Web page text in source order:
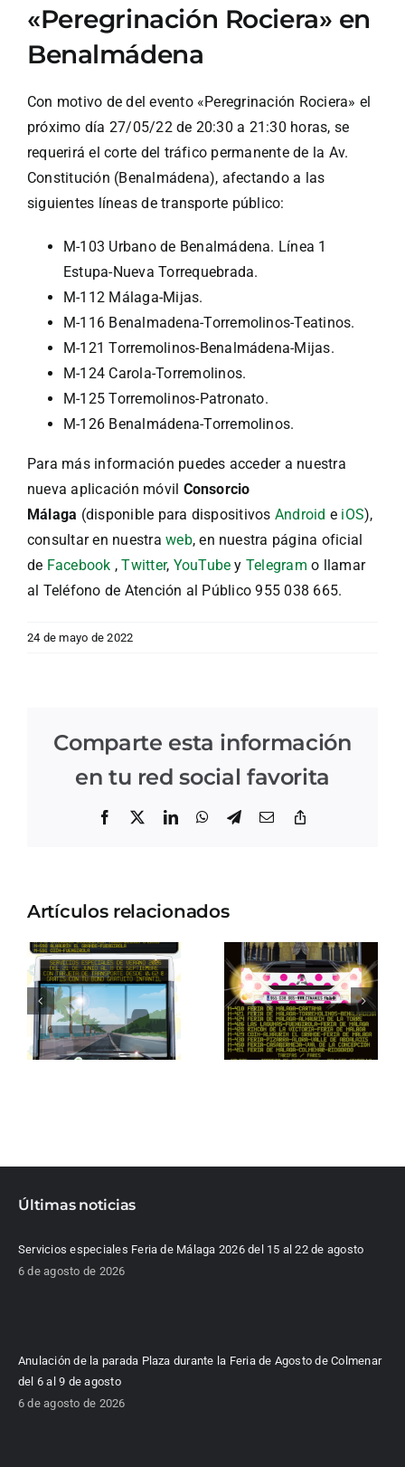
«Peregrinación Rociera» en
Benalmádena
Con motivo de del evento «Peregrinación Rociera» el
próximo día 27/05/22 de 20:30 a 21:30 horas, se
requerirá el corte del tráfico permanente de la Av.
Constitución (Benalmádena), afectando a las
siguientes líneas de transporte público:
M-103 Urbano de Benalmádena. Línea 1
Estupa-Nueva Torrequebrada.
M-112 Málaga-Mijas.
M-116 Benalmadena-Torremolinos-Teatinos.
M-121 Torremolinos-Benalmádena-Mijas.
M-124 Carola-Torremolinos.
M-125 Torremolinos-Patronato.
M-126 Benalmádena-Torremolinos.
Para más información puedes acceder a nuestra
nueva aplicación móvil Consorcio
Málaga (disponible para dispositivos Android e iOS),
consultar en nuestraweb, en nuestra página oficial
de Facebook ,Twitter, YouTube y Telegramo llamar
al Teléfono de Atención al Público 955 038 665.
24 de mayo de 2022
Comparte esta información
en tu red social favorita
Facebook LinkedInWhatsApp
Telegram
Correo
Artículos relacionados
Últimas noticias
Servicios especiales Feria de Málaga 2026 del 15 al 22 de agosto
6 de agosto de 2026
Anulación de la parada Plaza durante la Feria de Agosto de Colmenar
del 6 al 9 de agosto
6 de agosto de 2026